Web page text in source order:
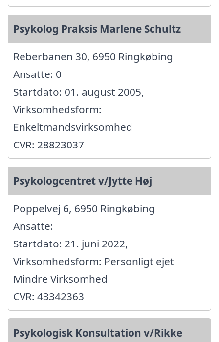
Psykolog Praksis Marlene Schultz
Reberbanen 30, 6950 Ringkøbing
Ansatte: 0
Startdato: 01. august 2005,
Virksomhedsform:
Enkeltmandsvirksomhed
CVR: 28823037
Psykologcentret v/Jytte Høj
Poppelvej 6, 6950 Ringkøbing
Ansatte:
Startdato: 21. juni 2022,
Virksomhedsform: Personligt ejet
Mindre Virksomhed
CVR: 43342363
Psykologisk Konsultation v/Rikke